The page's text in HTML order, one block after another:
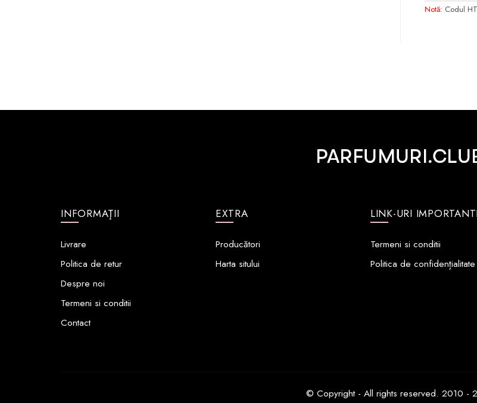
Notă: Codul
INFORMAŢII
Livrare
Politica de retur
Despre noi
Termeni si conditii
Contact
EXTRA
Producători
Harta sitului
LINK-URI
Termeni si conditii
Politica de confidențialitate
© Copyright - All rights reserved. 2010 -